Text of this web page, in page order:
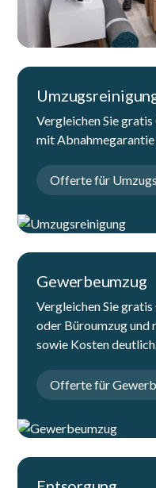
Vergleichen Sie
mit Abnahmegarantie
Offerte für
Gewerbeumzug
Vergleichen Sie
oder Büroumzug und
sowie Kosten
Offerte für